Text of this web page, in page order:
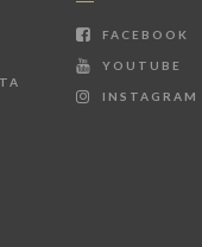
FACEBOOK
YOUTUBE
INSTAGRAM